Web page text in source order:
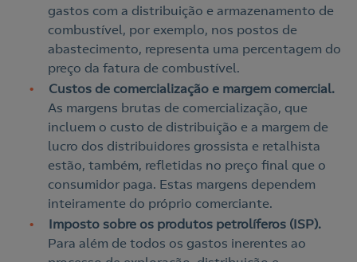
gastos com a distribuição e armazenamento de
combustível, por exemplo, nos postos de
abastecimento, representa uma percentagem do
preço da fatura de combustível.
Custos de comercialização e margem comercial.
As margens brutas de comercialização, que
incluem o custo de distribuição e a margem de
lucro dos distribuidores grossista e retalhista
estão, também, refletidas no preço final que o
consumidor paga. Estas margens dependem
inteiramente do próprio comerciante.
Imposto sobre os produtos petrolíferos (ISP).
Para além de todos os gastos inerentes ao